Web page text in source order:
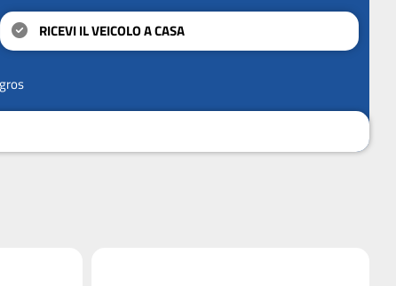
RICEVI IL VEICOLO A CASA